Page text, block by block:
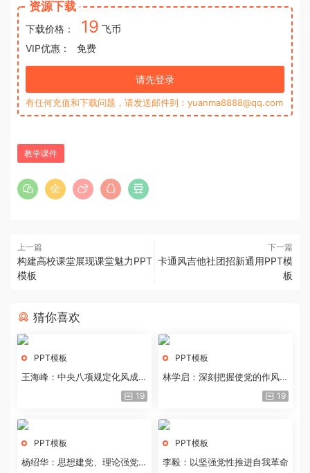
资源下载
下载价格： 19 飞币
VIP优惠：
免费
请先登录
有任何充值和下载问题，请发送邮件到：yuanma8888@qq.com
教学课件
上一篇
构建高校课堂展现课堂魅力PPT
模板
下一篇
卡通风吉他社团招新通用PPT模
板
猜你喜欢
PPT模板
王海峰：中央八项规定化风成俗
19
PPT模板
林学启：深刻把握使党的作风全
19
PPT模板
杨绍华：思想建党、理论强党的
PPT模板
李毅：以坚强党性推进自我革命